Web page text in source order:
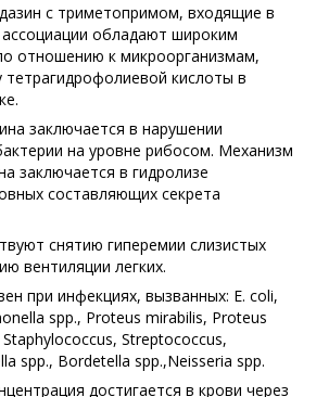
с триметопримом, входящие в
обладают широким
отношению к микроорганизмам,
тетрагидрофолиевой кислоты в
заключается в нарушении
на уровне рибосом. Механизм
заключается в гидролизе
составляющих секрета
снятию гиперемии слизистых
вентиляции легких.
при инфекциях, вызванных: E. coli,
spp., Proteus mirabilis, Proteus
Streptococcus,
spp., Bordetella spp.,Neisseria spp.
достигается в крови через